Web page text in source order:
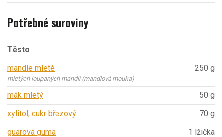
Potřebné suroviny
Těsto
mandle mleté
mletých loupaných mandlí (mandlová mouka)
250 g
mák mletý
50 g
xylitol, cukr březový
70 g
guarová guma
1 lžička